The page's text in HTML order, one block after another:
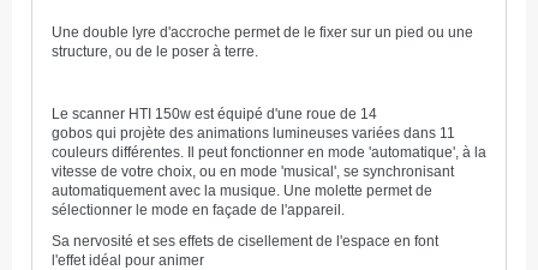
Une double lyre d'accroche permet de le fixer sur un pied ou une
structure, ou de le poser à terre.
Le scanner HTI 150w est équipé d'une roue de 14
gobos qui projète des animations lumineuses variées dans 11
couleurs différentes. Il peut fonctionner en mode 'automatique', à la
vitesse de votre choix, ou en mode 'musical', se synchronisant
automatiquement avec la musique. Une molette permet de
sélectionner le mode en façade de l'appareil.
Sa nervosité et ses effets de cisellement de l'espace en font
l'effet idéal pour animer